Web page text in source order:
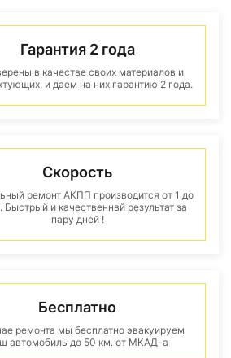
Гарантия 2 года
в качестве своих материалов и
и даем на них гарантию 2 года.
Скорость
ремонт АКПП производится от 1 до
Быстрый и качественнвй результат за
пару дней !
Бесплатно
ремонта мы бесплатно эвакуируем
автомобиль до 50 км. от МКАД-а